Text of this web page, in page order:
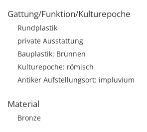
Gattung/Funktion/Kulturepoche
Rundplastik
private Ausstattung
Bauplastik: Brunnen
Kulturepoche: römisch
Antiker Aufstellungsort: impluvium
Material
Bronze